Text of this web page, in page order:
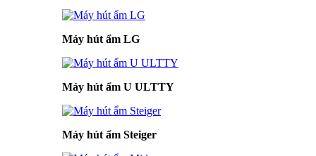
Máy hút ẩm LG
Máy hút ẩm U ULTTY
Máy hút ẩm Steiger